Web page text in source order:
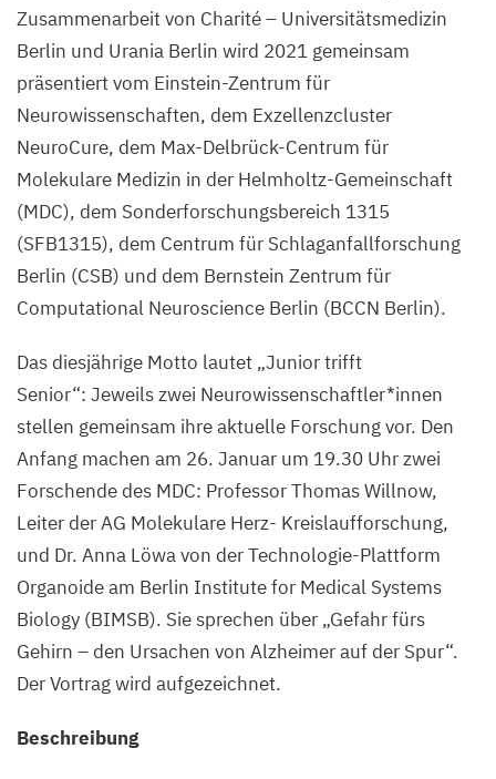
Zusammenarbeit von Charité – Universitätsmedizin
Berlin und Urania Berlin wird 2021 gemeinsam
präsentiert vom Einstein-Zentrum für
Neurowissenschaften, dem Exzellenzcluster
NeuroCure, dem Max-Delbrück-Centrum für
Molekulare Medizin in der Helmholtz-Gemeinschaft
(MDC), dem Sonderforschungsbereich 1315
(SFB1315), dem Centrum für Schlaganfallforschung
Berlin (CSB) und dem Bernstein Zentrum für
Computational Neuroscience Berlin (BCCN Berlin).
Das diesjährige Motto lautet „Junior trifft
Senior“: Jeweils zwei Neurowissenschaftler*innen
stellen gemeinsam ihre aktuelle Forschung vor. Den
Anfang machen am 26. Januar um 19.30 Uhr zwei
Forschende des MDC: Professor Thomas Willnow,
Leiter derAG Molekulare Herz- Kreislaufforschung,
und Dr. Anna Löwa von der Technologie-Plattform
Organoide am Berlin Institute for Medical Systems
Biology (BIMSB). Sie sprechen über „Gefahr fürs
Gehirn – den Ursachen von Alzheimer auf der Spur“.
Der Vortrag wird aufgezeichnet.
Beschreibung